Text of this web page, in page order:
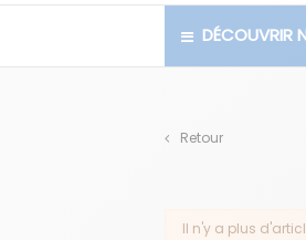
DÉCOUVRIR
Retour
Il n'y a plus